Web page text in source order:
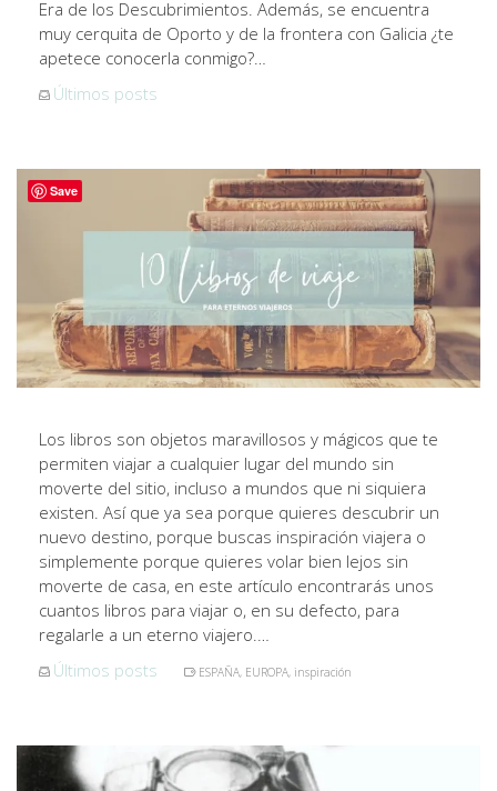
Era de los Descubrimientos. Además, se encuentra
muy cerquita de Oporto y de la frontera con Galicia ¿te
apetece conocerla conmigo?…
Últimos posts
Los libros son objetos maravillosos y mágicos que te
permiten viajar a cualquier lugar del mundo sin
moverte del sitio, incluso a mundos que ni siquiera
existen. Así que ya sea porque quieres descubrir un
nuevo destino, porque buscas inspiración viajera o
simplemente porque quieres volar bien lejos sin
moverte de casa, en este artículo encontrarás unos
cuantos libros para viajar o, en su defecto, para
regalarle a un eterno viajero.…
Últimos posts
ESPAÑA, EUROPA, inspiración
Save